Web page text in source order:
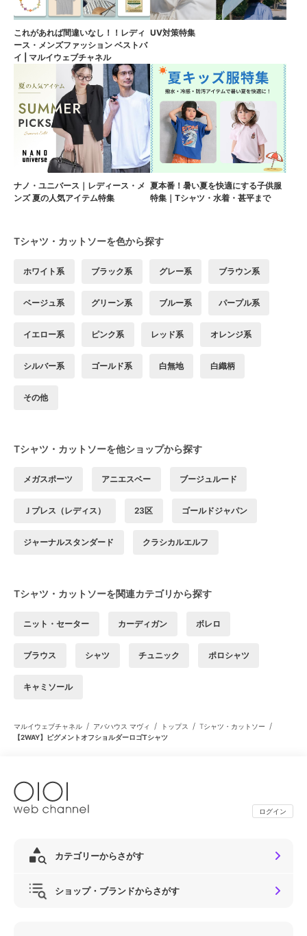
これがあれば間違いなし！！レディ
ース・メンズファッション ベストバ
イ | マルイウェブチャネル
UV対策特集
ナノ・ユニバース｜レディース・メ
ンズ 夏の人気アイテム特集
夏本番！暑い夏を快適にする子供服
特集｜Tシャツ・水着・甚平まで
Tシャツ・カットソーを色から探す
ホワイト系 ブラック系 グレー系 ブラウン系
ベージュ系 グリーン系 ブルー系 パープル系
イエロー系 ピンク系 レッド系 オレンジ系
シルバー系 ゴールド系 白無地 白織柄
その他
Tシャツ・カットソーを他ショップから探す
メガスポーツ アニエスベー ブージュルード
Ｊプレス（レディス） 23区 ゴールドジャパン
ジャーナルスタンダード クラシカルエルフ
Tシャツ・カットソーを関連カテゴリから探す
ニット・セーター カーディガン ボレロ
ブラウス シャツ チュニック ポロシャツ
キャミソール
マルイウェブチャネル / アバハウス マヴィ / トップス / Tシャツ・カットソー /
【2WAY】ピグメントオフショルダーロゴTシャツ
ログイン
カテゴリーからさがす
ショップ・ブランドからさがす